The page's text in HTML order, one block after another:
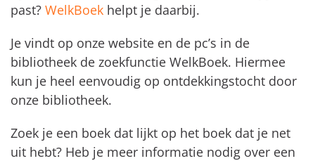
past? WelkBoek helpt je daarbij.
Je vindt op onze website en de pc’s in de
bibliotheek de zoekfunctie WelkBoek. Hiermee
kun je heel eenvoudig op ontdekkingstocht door
onze bibliotheek.
Zoek je een boek dat lijkt op het boek dat je net
uit hebt? Heb je meer informatie nodig over een